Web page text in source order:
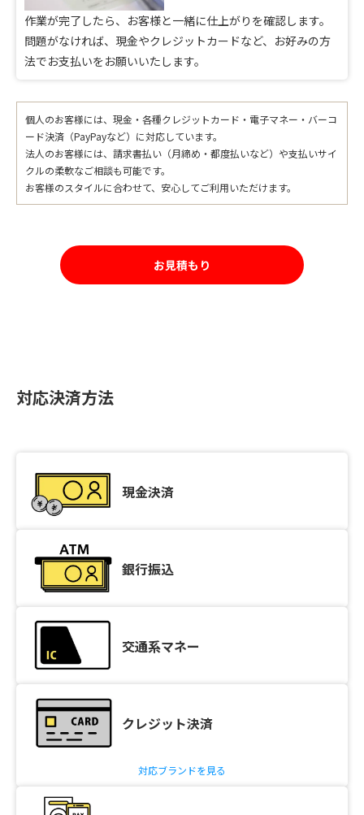
作業が完了したら、お客様と一緒に仕上がりを確認します。
問題がなければ、現金やクレジットカードなど、お好みの方
法でお支払いをお願いいたします。
個人のお客様には、現金・各種クレジットカード・電子マネー・バーコ
ード決済（PayPayなど）に対応しています。
法人のお客様には、請求書払い（月締め・都度払いなど）や支払いサイ
クルの柔軟なご相談も可能です。
お客様のスタイルに合わせて、安心してご利用いただけます。
お見積もり
対応決済方法
現金決済
銀行振込
交通系マネー
クレジット決済
対応ブランドを見る